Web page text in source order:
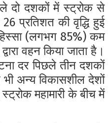
दो दशकों में स्ट्रोक से
प्रतिशत की वृद्धि हुई
(लगभग 85%) कम
वहन किया जाता है।
दर पिछले तीन दशकों
भी अन्य विकासशील देशों
महामारी के बीच में